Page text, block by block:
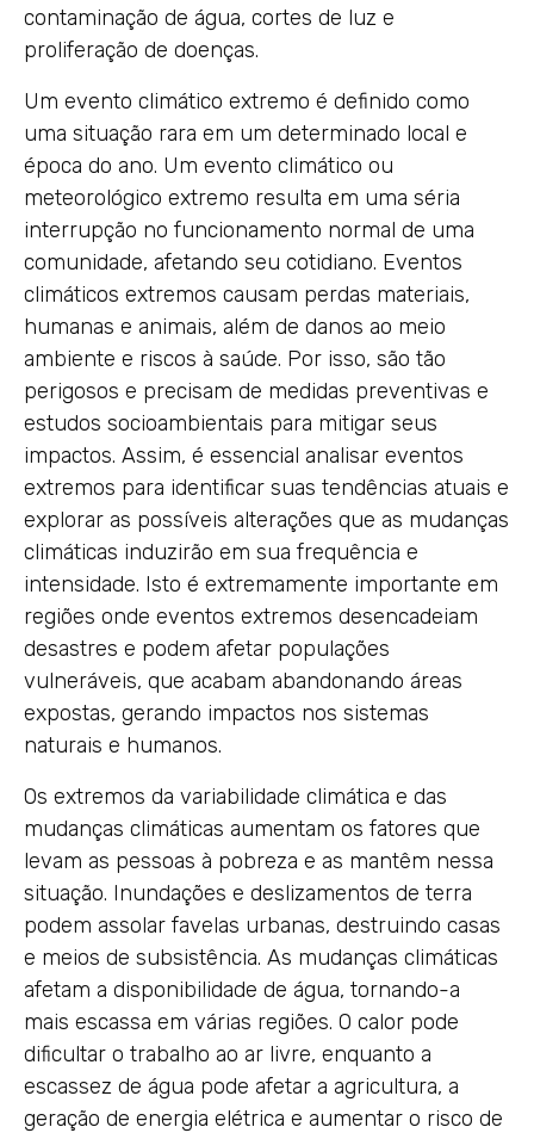
contaminação de água, cortes de luz e
proliferação de doenças.
Um evento climático extremo é definido como
uma situação rara em um determinado local e
época do ano. Um evento climático ou
meteorológico extremo resulta em uma séria
interrupção no funcionamento normal de uma
comunidade, afetando seu cotidiano. Eventos
climáticos extremos causam perdas materiais,
humanas e animais, além de danos ao meio
ambiente e riscos à saúde. Por isso, são tão
perigosos e precisam de medidas preventivas e
estudos socioambientais para mitigar seus
impactos. Assim, é essencial analisar eventos
extremos para identificar suas tendências atuais e
explorar as possíveis alterações que as mudanças
climáticas induzirão em sua frequência e
intensidade. Isto é extremamente importante em
regiões onde eventos extremos desencadeiam
desastres e podem afetar populações
vulneráveis, que acabam abandonando áreas
expostas, gerando impactos nos sistemas
naturais e humanos.
Os extremos da variabilidade climática e das
mudanças climáticas aumentam os fatores que
levam as pessoas à pobreza e as mantêm nessa
situação. Inundações e deslizamentos de terra
podem assolar favelas urbanas, destruindo casas
e meios de subsistência. As mudanças climáticas
afetam a disponibilidade de água, tornando-a
mais escassa em várias regiões. O calor pode
dificultar o trabalho ao ar livre, enquanto a
escassez de água pode afetar a agricultura, a
geração de energia elétrica e aumentar o risco de